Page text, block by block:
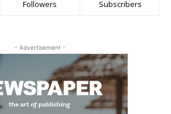
Followers Subscribers
- Advertisement -